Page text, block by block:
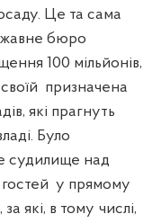
Це та сама
бюро
100 мільйонів,
призначена
які прагнуть
Було
судилище над
гостей у прямому
які, в тому числі,